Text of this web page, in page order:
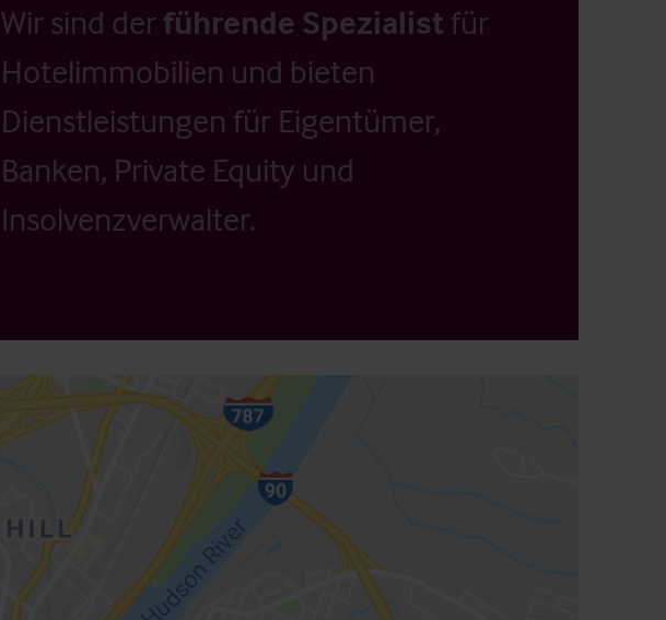
Wir sind der führende Spezialistfür
Hotelimmobilien und bieten
Dienstleistungen für Eigentümer,
Banken, Private Equity und
Insolvenzverwalter.